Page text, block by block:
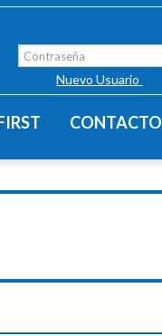
Nuevo Usuario
CONTACTO